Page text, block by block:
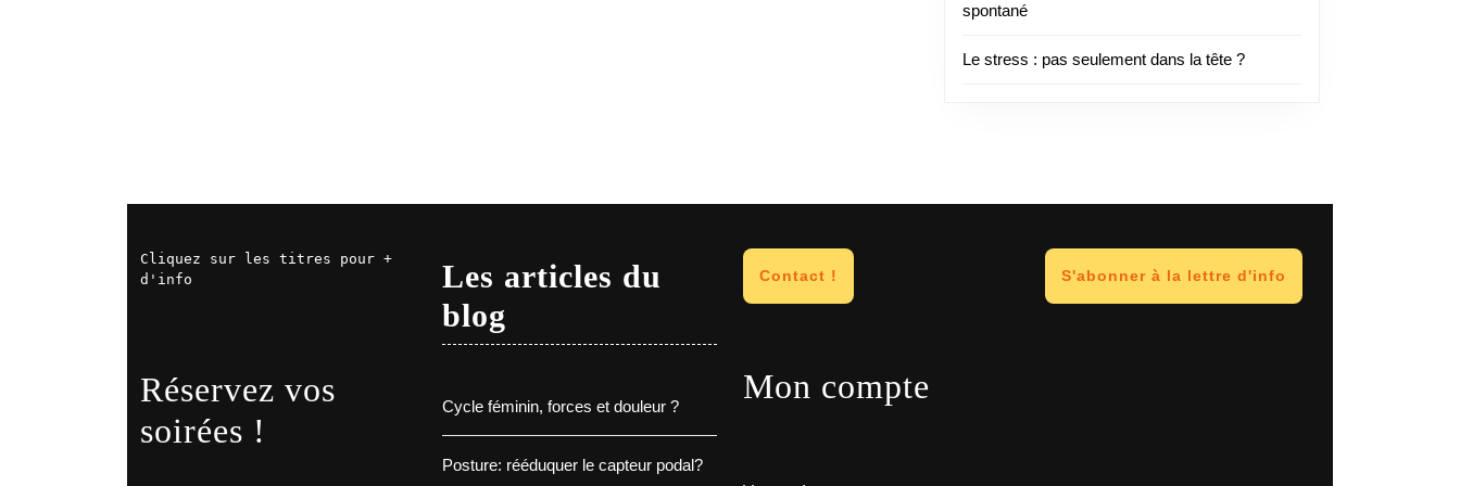
spontané
Le stress : pas seulement dans la tête ?
Cliquez sur les titres pour +
d'info
Réservez vos
soirées !
Les articles du
blog
Cycle féminin, forces et douleur ?
Posture: rééduquer le capteur podal?
Contact !
Mon compte
S'abonner à la lettre d'info